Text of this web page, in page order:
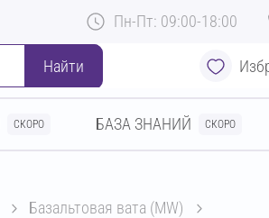
Пн-Пт: 09:00-18:00
Найти
СКОРО БАЗА ЗНАНИЙ СКОРО
базальтовая вата (MW)